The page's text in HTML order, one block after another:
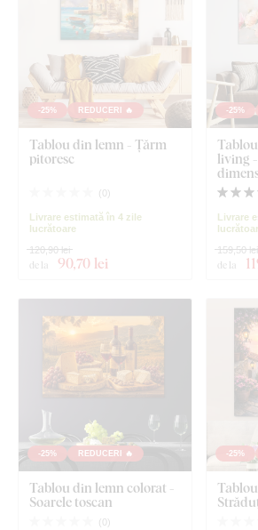
-25% REDUCERI 🔥
Tablou din lemn - Țărm
pitoresc
( 0)
Livrare estimată în 4 zile
lucrătoare
de la 90,70 lei
120,90 lei
-25%
living
Livrare
de la
159,50 lei
-25% REDUCERI 🔥
Tablou din lemn colorat -
Soarele toscan
( 0)
-25%